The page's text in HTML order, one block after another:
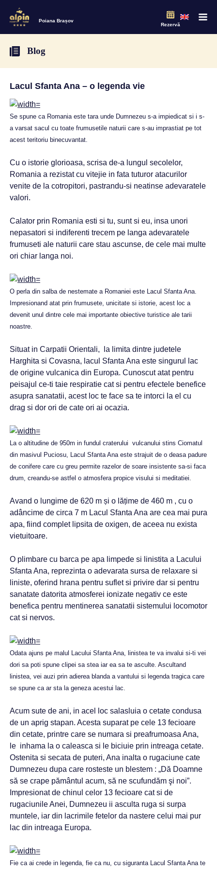
Poiana Brașov
Rezervă
Blog
Lacul Sfanta Ana – o legenda vie
Se spune ca Romania este tara unde Dumnezeu s-a impiedicat si i s-
a varsat sacul cu toate frumusetile naturii care s-au imprastiat pe tot
acest teritoriu binecuvantat.
Cu o istorie glorioasa, scrisa de-a lungul secolelor,
Romania a rezistat cu vitejie in fata tuturor atacurilor
venite de la cotropitori, pastrandu-si neatinse adevaratele
valori.
Calator prin Romania esti si tu, sunt si eu, insa unori
nepasatori si indiferenti trecem pe langa adevaratele
frumuseti ale naturii care stau ascunse, de cele mai multe
ori chiar langa noi.
O perla din salba de nestemate a Romaniei este Lacul Sfanta Ana.
Impresionand atat prin frumusete, unicitate si istorie, acest loc a
devenit unul dintre cele mai importante obiective turistice ale tarii
noastre.
Situat in Carpatii Orientali, la limita dintre judetele
Harghita si Covasna, lacul Sfanta Ana este singurul lac
de origine vulcanica din Europa. Cunoscut atat pentru
peisajul ce-ti taie respiratie cat si pentru efectele benefice
asupra sanatatii, acest loc te face sa te intorci la el cu
drag si dor ori de cate ori ai ocazia.
La o altitudine de 950m in fundul craterului vulcanului stins Ciomatul
din masivul Puciosu, Lacul Sfanta Ana este strajuit de o deasa padure
de conifere care cu greu permite razelor de soare insistente sa-si faca
drum, creandu-se astfel o atmosfera propice visului si meditatiei.
Avand o lungime de 620 m și o lățime de 460 m , cu o
adâncime de circa 7 m Lacul Sfanta Ana are cea mai pura
apa, fiind complet lipsita de oxigen, de aceea nu exista
vietuitoare.
O plimbare cu barca pe apa limpede si linistita a Lacului
Sfanta Ana, reprezinta o adevarata sursa de relaxare si
liniste, oferind hrana pentru suflet si privire dar si pentru
sanatate datorita atmosferei ionizate negativ ce este
benefica pentru mentinerea sanatatii sistemului locomotor
cat si nervos.
Odata ajuns pe malul Lacului Sfanta Ana, linistea te va invalui si-ti vei
dori sa poti spune clipei sa stea iar ea sa te asculte. Ascultand
linistea, vei auzi prin adierea blanda a vantului si legenda tragica care
se spune ca ar sta la geneza acestui lac.
Acum sute de ani, in acel loc salasluia o cetate condusa
de un aprig stapan. Acesta suparat pe cele 13 fecioare
din cetate, printre care se numara si preafrumoasa Ana,
le inhama la o caleasca si le biciuie prin intreaga cetate.
Ostenita si secata de puteri, Ana inalta o rugaciune cate
Dumnezeu dupa care rosteste un blestem : „Dă Doamne
să se crape pământul acum, să ne scufundăm şi noi”.
Impresionat de chinul celor 13 fecioare cat si de
rugaciunile Anei, Dumnezeu ii asculta ruga si surpa
muntele, iar din lacrimile fetelor da nastere celui mai pur
lac din intreaga Europa.
Fie ca ai crede in legenda, fie ca nu, cu siguranta Lacul Sfanta Ana te